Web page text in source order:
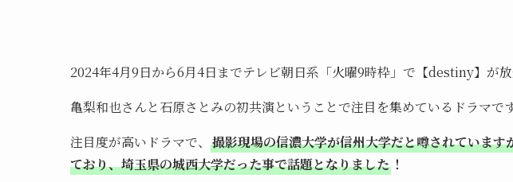
2024年4月9日から6月4日までテレビ朝日系「火曜9時枠」で【destiny】が放
亀梨和也さんと石原さとみの初共演ということで注目を集めているドラマです
注目度が高いドラマで、 撮影現場の信濃大学が信州大学だと噂されていま
ており、埼玉県の城西大学だった事で話題となりました ！